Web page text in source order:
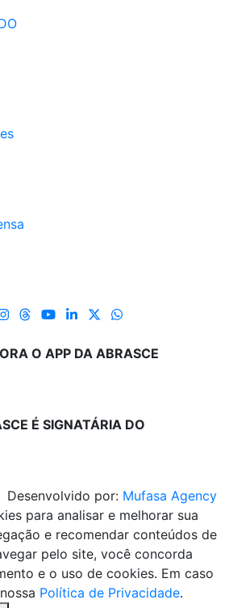
O APP DA ABRASCE
É SIGNATÁRIA DO
Desenvolvido por: Mufasa Agency
para analisar e melhorar sua
e recomendar conteúdos de
pelo site, você concorda
e o uso de cookies. Em caso
Política de Privacidade.